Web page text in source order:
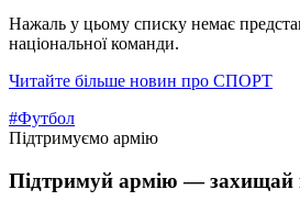
Нажаль у цьому списку немає
національної команди.
Читайте більше новин про СПОРТ
#Футбол
Підтримуємо армію
Підтримуй армію — захищай